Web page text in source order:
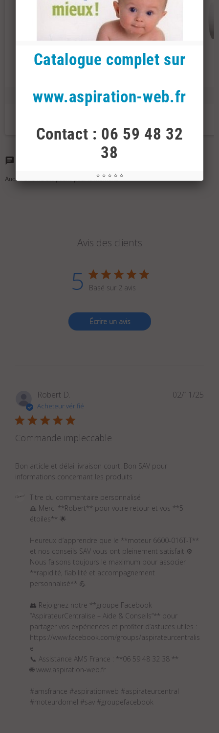
Coude 90° court Coude 90° long FF
chat
Aucun avis n'a été publié pour le moment.
Avis des clients
5 Basé sur 2 avis
Écrire un avis
Robert D.
Acheteur vérifié
Commande impleccable
Bon article et délai livraison court. Bon SAV pour
informations concernant les produits
Commentaires
propriétaire
magasin
l'examen
Titre
commentaire
personnalisé
Mon
2025
Titre du commentaire personnalisé
🙏 Merci **Robert** pour votre retour et vos **5
étoiles** 🌟
Heureux d’apprendre que le **moteur 6600-016T-T**
et nos conseils SAV vous ont pleinement satisfait ⚙️
Nous faisons toujours le maximum pour associer
**rapidité, fiabilité et accompagnement
personnalisé** 💪
👥 Rejoignez notre **groupe Facebook
“AspirateurCentralise – Aide & Conseils”** pour
partager vos expériences et profiter d’astuces utiles :
https://www.facebook.com/groups/aspirateurcentralis
e
📞 Assistance AMS France : **06 59 48 32 38 **
🌐 www.aspiration-web.fr
#amsfrance #aspirationweb #aspirateurcentral
#moteurdomel #sav #groupefacebook
02/11/25
Catalogue complet sur
www.aspiration-web.fr
Contact : 06 59 48 32
38
⭐ ⭐ ⭐ ⭐ ⭐